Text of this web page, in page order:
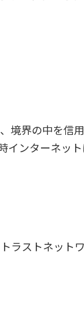
境界の中を信
インターネッ
ラストネット